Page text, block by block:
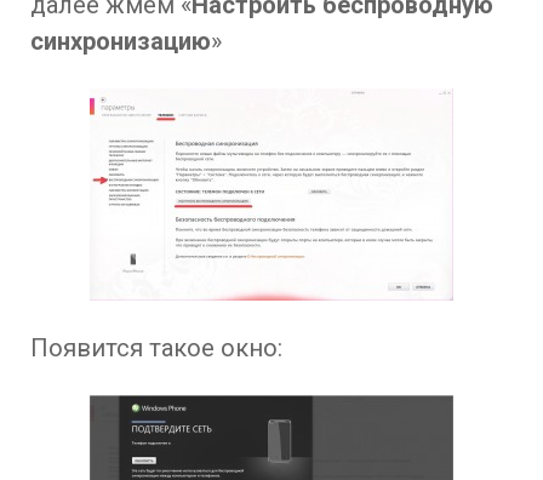
синхронизацию»
Появится такое окно: